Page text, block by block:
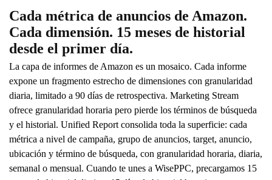
Cada métrica de anuncios de Amazon.
Cada dimensión. 15 meses de historial
desde el primer día.
La capa de informes de Amazon es un mosaico. Cada informe
expone un fragmento estrecho de dimensiones con granularidad
diaria, limitado a 90 días de retrospectiva. Marketing Stream
ofrece granularidad horaria pero pierde los términos de búsqueda
y el historial. Unified Report consolida toda la superficie: cada
métrica a nivel de campaña, grupo de anuncios, target, anuncio,
ubicación y término de búsqueda, con granularidad horaria, diaria,
semanal o mensual. Cuando te unes a WisePPC, precargamos 15